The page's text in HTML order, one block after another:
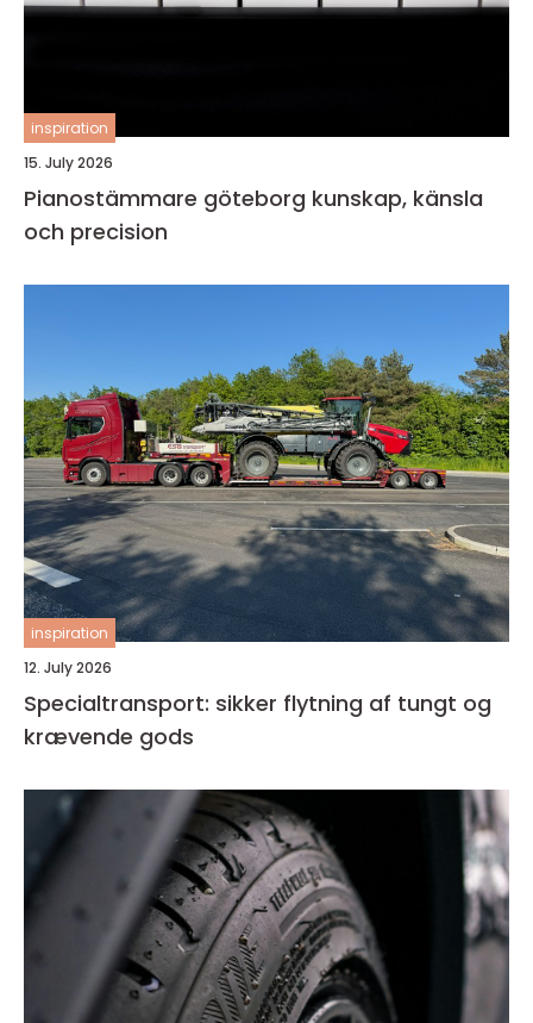
inspiration
15. July 2026
Pianostämmare göteborg kunskap, känsla
och precision
inspiration
12. July 2026
Specialtransport: sikker flytning af tungt og
krævende gods